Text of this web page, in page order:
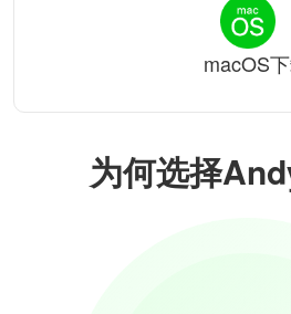
为何选择
macOS